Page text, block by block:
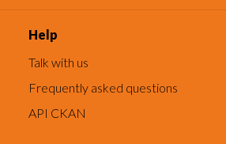
Help
Talk with us
Frequently asked questions
API CKAN